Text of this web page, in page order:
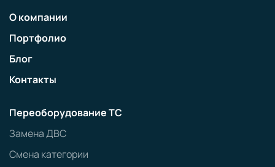
О компании
Портфолио
Блог
Контакты
Переоборудование ТС
Замена ДВС
Смена категории